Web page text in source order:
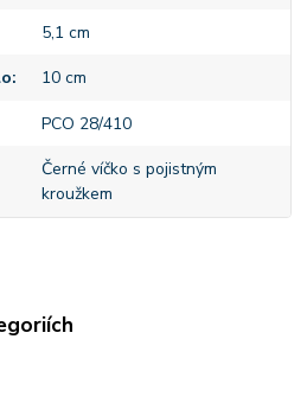
5,1 cm
10 cm
PCO 28/410
Černé víčko s pojistným
kroužkem